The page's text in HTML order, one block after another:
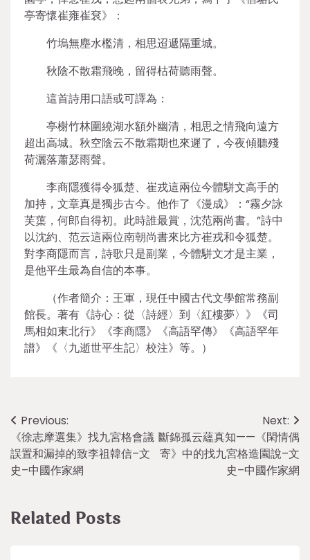
亭寄懷崔雍崔袞》：
竹塢無塵水檻清，相思迢遞隔重城。
秋陰不散霜飛晚，留得枯荷聽雨聲。
這首詩用口語或可譯為：
亭榭竹林圍繞湖水額外幽清，相思之情飛向遠方
超出高城。秋空陰云不散霜期也來遲了，今夜傾聽殘
荷灑落蕭瑟雨聲。
李商隱獲得令狐楚、崔戎這兩位今體駢文高手的
加持，文章真是獨步古今。他作了《漫成》：“霧夕詠
芙蕖，何郎自得初。此時誰最賞，沈范兩尚書。”詩中
以沈約、范云這兩位南朝尚書來比方崔戎和令狐楚。
對李商隱而言，詩歌只是副業，今體駢文才是主業，
是他平生最為自信的本事。
（作者簡介：王軍，現任中國古代文學館常務副
館長。著有《詩心：從〈詩經〉到〈紅樓夢〉》《司
馬相如東北行》《李商隱》《高語罕傳》《高語罕年
譜》《〈九逝世平生記〉校注》等。）
Post
navigation
Previous:
《徐志摩選集》找九宮格會議
誤置和漏掉的致李祖韓信–文
史–中國作家網
Next:
斷錦孤云蘊真知——《閑情偶
寄》中的找九宮格造園說–文
史–中國作家網
Related Posts